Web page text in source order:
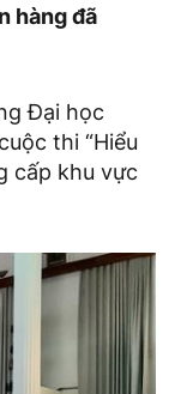
hàng đã
Đại học
thi “Hiểu
cấp khu vực